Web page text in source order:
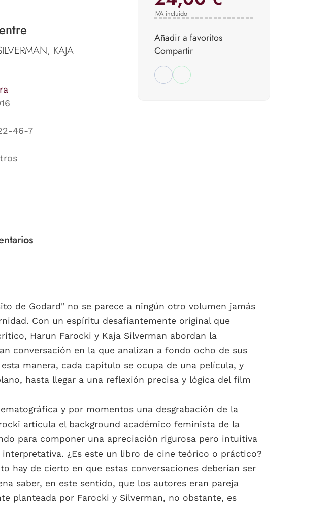
KAJA
46-7
IVA incluido
Añadir a favoritos
Compartir
de Godard" no se parece a ningún otro volumen jamás
Con un espíritu desafiantemente original que
Harun Farocki y Kaja Silverman abordan la
conversación en la que analizan a fondo ocho de sus
manera, cada capítulo se ocupa de una película, y
hasta llegar a una reflexión precisa y lógica del film
y por momentos una desgrabación de la
articula el background académico feminista de la
para componer una apreciación rigurosa pero intuitiva
¿Es este un libro de cine teórico o práctico?
hay de cierto en que estas conversaciones deberían ser
saber, en este sentido, que los autores eran pareja
planteada por Farocki y Silverman, no obstante, es